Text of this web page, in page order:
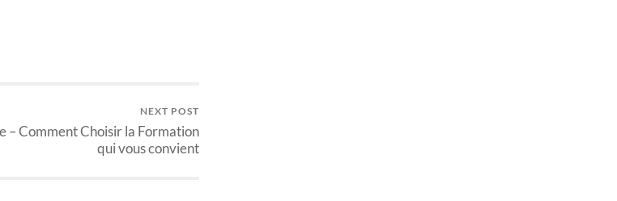
NEXT POST
– Comment Choisir la Formation
qui vous convient